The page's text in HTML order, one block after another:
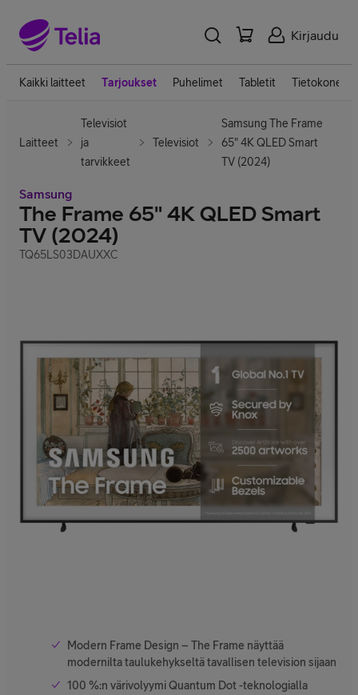
Kirjaudu
Kaikki laitteet Tarjoukset Puhelimet Tabletit Tietokoneet
Laitteet
Televisiot
ja
tarvikkeet
Televisiot
Samsung The Frame
65" 4K QLED Smart
TV (2024)
Samsung
The Frame 65" 4K QLED Smart
TV (2024)
TQ65LS03DAUXXC
Modern Frame Design – The Frame näyttää
modernilta taulukehykseltä tavallisen television sijaan
100 %:n värivolyymi Quantum Dot -teknologialla